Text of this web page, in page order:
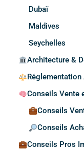
Dubaï
Maldives
Seychelles
Architecture &
Conseils Vente
Conseils
Conseils
Conseils Pros